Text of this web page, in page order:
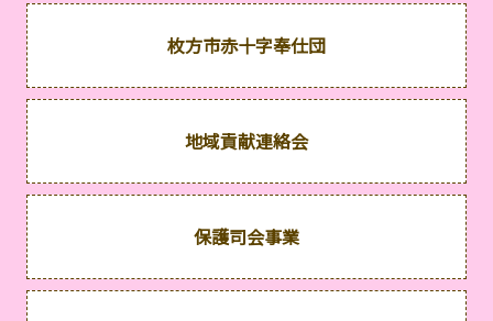
枚方市赤十字奉仕団
地域貢献連絡会
保護司会事業